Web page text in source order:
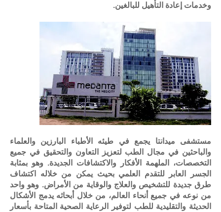
وخدمات إعادة التأهيل للبالغين.
مستشفى ميدانتا يجمع في طيئه الأطباء البارزين والعلماء
والباحثين في مجال الطب لتعزيز التعاون والتحقيق في جميع
التخصصات، الملهمة الأفكار والاكتشافات الجديدة. وهو بمثابة
الجسر العابر للتقدم العلمي بحيث يمكن من خلاله اكتشاف
طرق جديدة للتشخيص والعلاج والوقاية من الأمراض. وهو واحد
من نوعه في جميع أنحاء العالم، من خلال أبحاثه يدمج الأشكال
الحديثة والتقليدية للطب لتوفير الرعاية الصحية المتاحة بأسعار